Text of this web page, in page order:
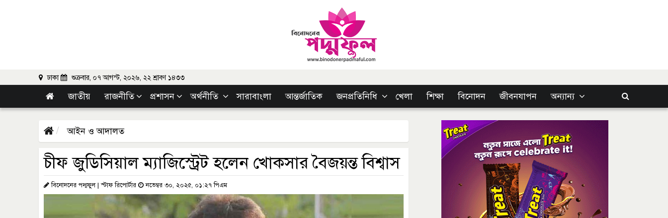
ঢাকা শুক্রবার, ০৭ আগস্ট, ২০২৬, ২২ শ্রাবণ ১৪৩৩
জাতীয় রাজনীতি প্রশাসন অর্থনীতি সারাবাংলা আন্তর্জাতিক জনপ্রতিনিধি খেলা শিক্ষা বিনোদন জীবনযাপন অন্যান্য
আইন ও আদালত
চীফ জুডিসিয়াল ম্যাজিস্ট্রেট হলেন খোকসার বৈজয়ন্ত বিশ্বাস
বিনোদনের পদ্মফুল | স্টাফ রিপোর্টার নভেম্বর ৩০, ২০২৫, ০১:২৭ পিএম